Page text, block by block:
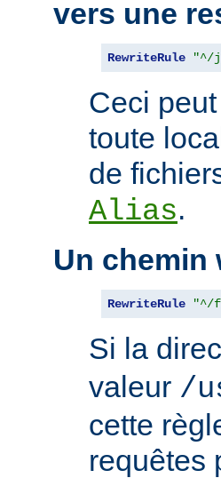
vers une
RewriteRule "^/
Ceci
toute
de
Alias.
Un chemin
RewriteRule "^/
Si la
valeur /
cette
requêtes